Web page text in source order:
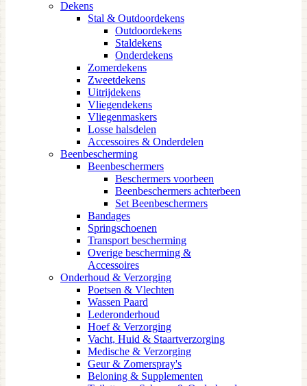
Dekens
Stal & Outdoordekens
Outdoordekens
Staldekens
Onderdekens
Zomerdekens
Zweetdekens
Uitrijdekens
Vliegendekens
Vliegenmaskers
Losse halsdelen
Accessoires & Onderdelen
Beenbescherming
Beenbeschermers
Beschermers voorbeen
Beenbeschermers achterbeen
Set Beenbeschermers
Bandages
Springschoenen
Transport bescherming
Overige bescherming &
Accessoires
Onderhoud & Verzorging
Poetsen & Vlechten
Wassen Paard
Lederonderhoud
Hoef & Verzorging
Vacht, Huid & Staartverzorging
Medische & Verzorging
Geur & Zomerspray's
Beloning & Supplementen